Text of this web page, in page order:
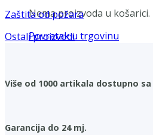
Nema proizvoda u košarici.
Povratak u trgovinu
Zaštita od požara
Ostali proizvodi
Više od 1000 artikala dostupno
Garancija do 24 mj.